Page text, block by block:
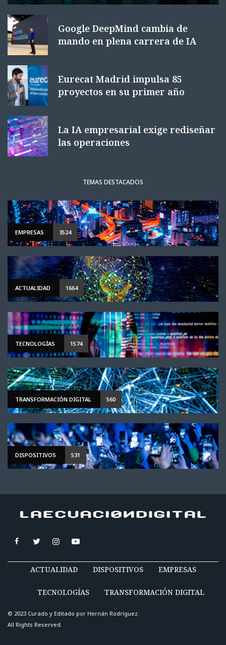
Google DeepMind cambia de
mando en plena carrera de IA
Eurecat Madrid impulsa 85
proyectos en su primer año
La IA empresarial exige rediseñar
las operaciones
TEMAS DESTACADOS
EMPRESAS 3524
ACTUALIDAD 1664
TECNOLOGÍAS 1574
TRANSFORMACIÓN DIGITAL 560
DISPOSITIVOS 531
ACTUALIDAD DISPOSITIVOS EMPRESAS
TECNOLOGÍAS TRANSFORMACIÓN DIGITAL
© 2023 Curado y Editado por Hernán Rodríguez.
All Rights Reserved.